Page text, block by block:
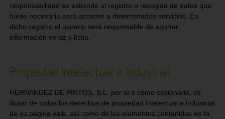
responsabilidad se extiende al registro o recogida de datos que
fuese necesaria para acceder a determinados servicios. En
dicho registro el usuario será responsable de aportar
información veraz y lícita.
Propiedad Intelectual e Industrial
HERNANDEZ DE PINTOS, S.L. por sí o como cesionaria, es
titular de todos los derechos de propiedad intelectual e industrial
de su página web, así como de los elementos contenidos en la